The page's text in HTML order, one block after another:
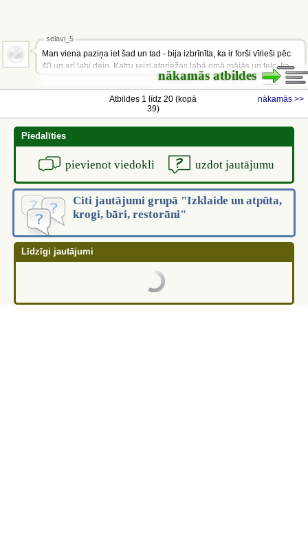
selavi_5
Man viena paziņa iet šad un tad - bija izbrīnīta, ka ir forši vīrieši pēc
40 un arī labi dejo. Katru reizi atgriežas labā omā mājās un teic, ka
nākamās atbildes
Atbildes 1 līdz 20 (kopā
39)
nākamās >>
Piedalīties
pievienot viedokli uzdot jautājumu
Citi jautājumi grupā "Izklaide un atpūta,
krogi, bāri, restorāni"
Līdzīgi jautājumi